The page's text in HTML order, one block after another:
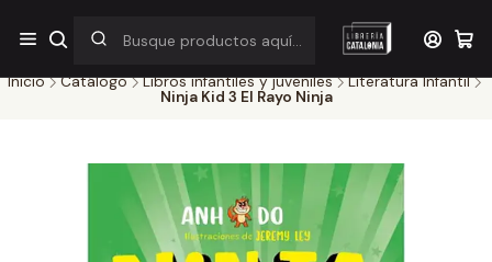
¡Por pocos días! Despacho a $1.000 en RM por compras sobre
$38.000
Inicio Catálogo Libros infantiles y juveniles
Literatura Infantil
Ninja Kid 3 El Rayo Ninja